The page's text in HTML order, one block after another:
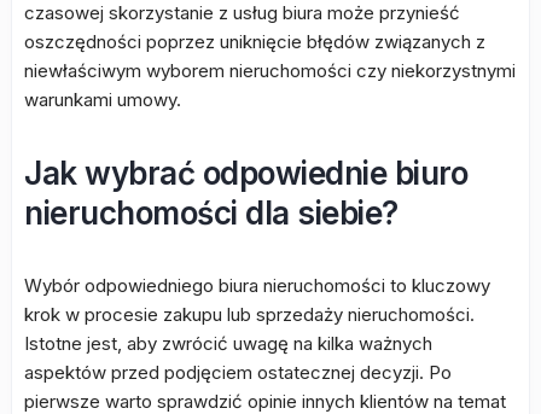
czasowej skorzystanie z usług biura może przynieść
oszczędności poprzez uniknięcie błędów związanych z
niewłaściwym wyborem nieruchomości czy niekorzystnymi
warunkami umowy.
Jak wybrać odpowiednie biuro
nieruchomości dla siebie?
Wybór odpowiedniego biura nieruchomości to kluczowy
krok w procesie zakupu lub sprzedaży nieruchomości.
Istotne jest, aby zwrócić uwagę na kilka ważnych
aspektów przed podjęciem ostatecznej decyzji. Po
pierwsze warto sprawdzić opinie innych klientów na temat